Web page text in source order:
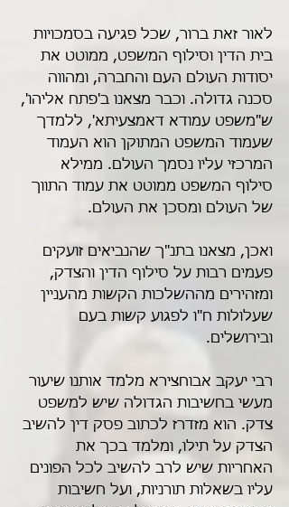
לאור זאת ברור, שכל פגיעה בסמכויות
בית הדין וסילוף המשפט, ממוטט את
יסודות העולם העם והחברה, ומהווה
סכנה גדולה. וכבר מצאנו ב'פתח אליהו',
ש"משפט עמודא דאמצעיתא', ללמדך
שעמוד המשפט המתוקן הוא העמוד
המרכזי עליו נסמך העולם. ממילא
סילוף המשפט ממוטט את עמוד התווך
של העולם ומסכן את העולם.
ואכן, מצאנו בתנ"ך שהנביאים זועקים
פעמים רבות על סילוף הדין והצדק,
ומזהירים מההשלכות הקשות מהעניין
שעלולות ח"ו לפגוע קשות בעם
ובירושלים.
רבי יעקב אבוחצירא מלמד אותנו שיעור
מעשי בחשיבות הגדולה שיש למשפט
צדק. הוא מזדרז לכתוב פסק דין להשיב
הצדק על תילו, ומלמד בכך את
האחריות שיש לרב להשיב לכל הפונים
עליו בשאלות תורניות, ועל חשיבות